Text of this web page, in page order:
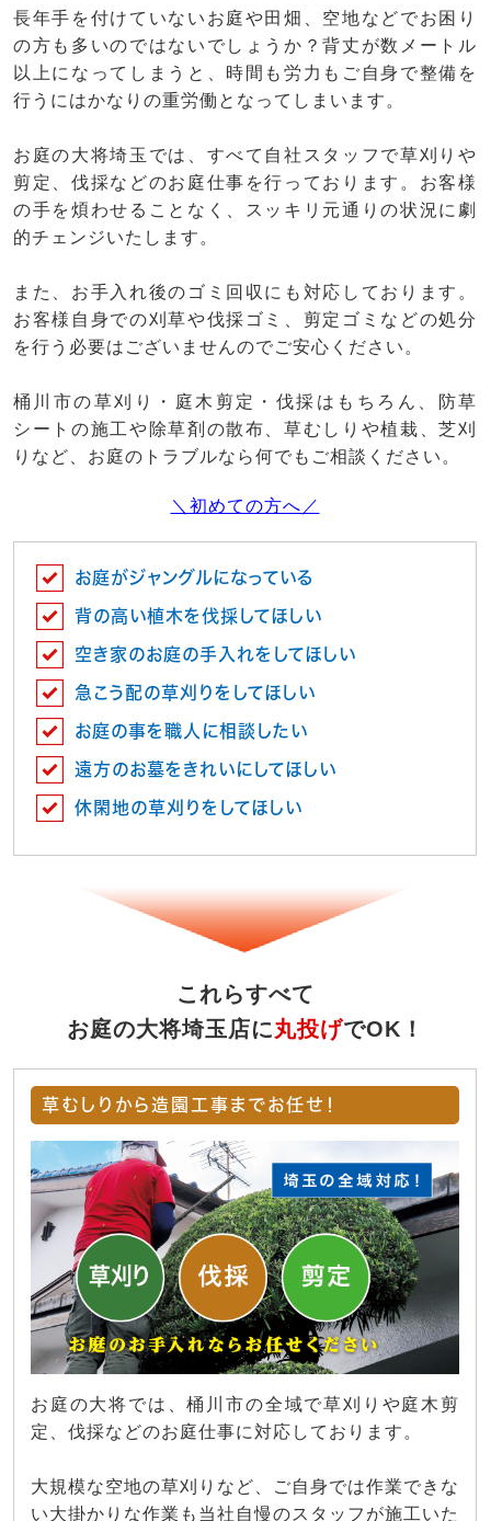
長年手を付けていないお庭や田畑、空地などでお困り
の方も多いのではないでしょうか？背丈が数メートル
以上になってしまうと、時間も労力もご自身で整備を
行うにはかなりの重労働となってしまいます。
お庭の大将埼玉では、すべて自社スタッフで草刈りや
剪定、伐採などのお庭仕事を行っております。お客様
の手を煩わせることなく、スッキリ元通りの状況に劇
的チェンジいたします。
また、お手入れ後のゴミ回収にも対応しております。
お客様自身での刈草や伐採ゴミ、剪定ゴミなどの処分
を行う必要はございませんのでご安心ください。
桶川市の草刈り・庭木剪定・伐採はもちろん、防草
シートの施工や除草剤の散布、草むしりや植栽、芝刈
りなど、お庭のトラブルなら何でもご相談ください。
＼初めての方へ／
お庭がジャングルになっている
背の高い植木を伐採してほしい
空き家のお庭の手入れをしてほしい
急こう配の草刈りをしてほしい
お庭の事を職人に相談したい
遠方のお墓をきれいにしてほしい
休閑地の草刈りをしてほしい
これらすべて
お庭の大将埼玉店に丸投げでOK！
草むしりから造園工事までお任せ！
お庭の大将では、桶川市の全域で草刈りや庭木剪
定、伐採などのお庭仕事に対応しております。
大規模な空地の草刈りなど、ご自身では作業できな
い大掛かりな作業も当社自慢のスタッフが施工いた